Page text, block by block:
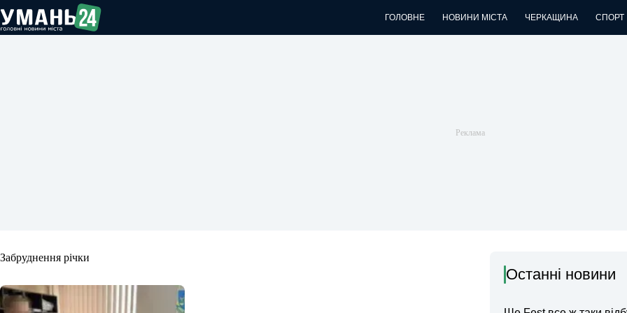
до
вмісту
ГОЛОВНЕ НОВИНИ МІСТА ЧЕРКАЩИНА СПОРТ
Забруднення річки
Останні новини